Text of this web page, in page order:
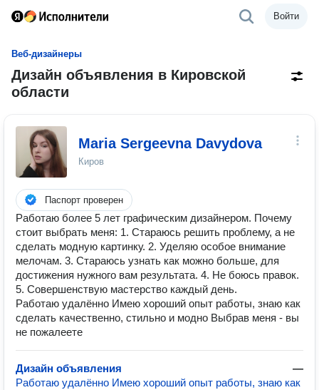
Войти
Веб-дизайнеры
Дизайн объявления в Кировской
области
Maria Sergeevna Davydova
Киров
Паспорт проверен
Работаю более 5 лет графическим дизайнером. Почему
стоит выбрать меня: 1. Стараюсь решить проблему, а не
сделать модную картинку. 2. Уделяю особое внимание
мелочам. 3. Стараюсь узнать как можно больше, для
достижения нужного вам результата. 4. Не боюсь правок.
5. Совершенствую мастерство каждый день.
Работаю удалённо Имею хороший опыт работы, знаю как
сделать качественно, стильно и модно Выбрав меня - вы
не пожалеете
Дизайн объявления
—
Работаю удалённо Имею хороший опыт работы, знаю как